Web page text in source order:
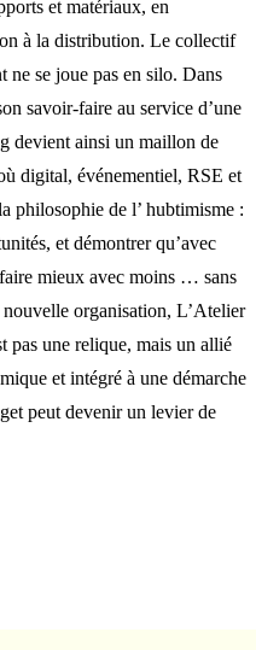
et matériaux, en
à la distribution. Le collectif
ne se joue pas en silo. Dans
savoir-faire au service d’une
devient ainsi un maillon de
digital, événementiel, RSE et
philosophie de l’ hubtimisme :
et démontrer qu’avec
mieux avec moins … sans
organisation, L’Atelier
pas une relique, mais un allié
et intégré à une démarche
peut devenir un levier de